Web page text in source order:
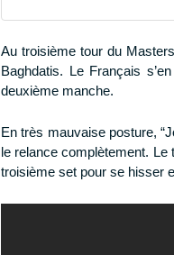
Au troisième tour du
Baghdatis. Le Français
deuxième manche.
En très mauvaise posture,
le relance complètement. Le
troisième set pour se hisser